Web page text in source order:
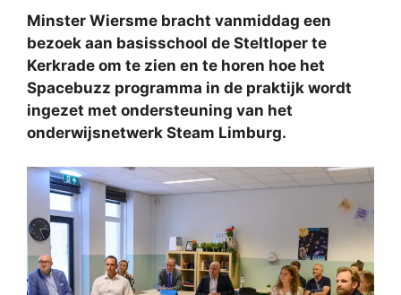
Minster Wiersme bracht vanmiddag een
bezoek aan basisschool de Steltloper te
Kerkrade om te zien en te horen hoe het
Spacebuzz programma in de praktijk wordt
ingezet met ondersteuning van het
onderwijsnetwerk Steam Limburg.